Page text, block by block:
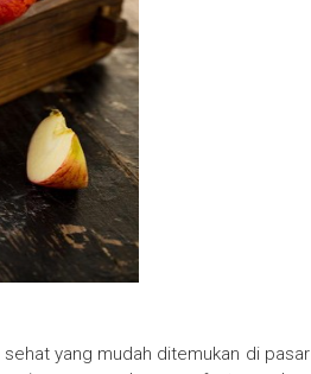
yang mudah ditemukan di pasar